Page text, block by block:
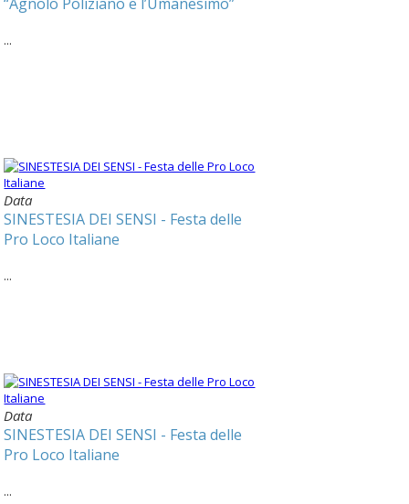
...
Data
SINESTESIA DEI SENSI - Festa delle
Pro Loco Italiane
...
Data
SINESTESIA DEI SENSI - Festa delle
Pro Loco Italiane
...